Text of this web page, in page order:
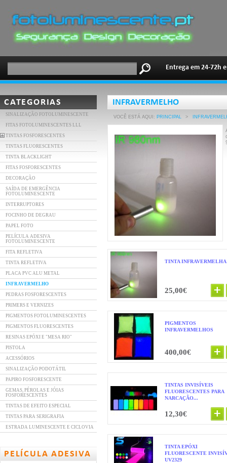
Entrega em 24-72h
CATEGORIAS
SINALIZAÇÃO FOTOLUMINESCENTE
FITAS FOTOLUMINESCENTES LLL
TINTAS FOSFORESCENTES
TINTAS FLUORESCENTES
TINTA BLACKLIGHT
FITAS FOSFORESCENTES
DECORAÇÃO
SAÍDA DE EMERGÊNCIA
FOTOLUMINESCENTE
INTERRUPTORES
FOCINHO DE DEGRAU
PAPEL FOTO
PELÍCULA ADESIVA
FOTOLUMINESCENTE
FITA REFLETIVA
TINTA REFLETIVA
PLACA PVC ALU METAL
INFRAVERMELHO
PEDRAS FOSFORESCENTES
PRIMERS E VERNIZES
PIGMENTOS FOTOLUMINESCENTES
PIGMENTOS FLUORESCENTES
RESINAS EPÓXI E "MESA RIO"
PISTOLA
ACESSÓRIOS
SINALIZAÇÃO PODOTÁTIL
PAPIRO FOSFORESCENTE
GEMAS, PÉROLAS E JÓIAS
FOSFORESCENTES
TINTAS DE EFEITO ESPECIAL
TINTAS PARA SERIGRAFIA
ESTRADA LUMINESCENTE E CICLOVIA
PELÍCULA ADESIVA
INFRAVERMELHO
VOCÊ ESTÁ AQUI: PRINCIPAL >
TINTA INFRAVERMELHA
25,00€
PIGMENTOS
INFRAVERMELHOS
400,00€
TINTAS INVISÍVEIS
FLUORESCENTES PARA
NARCAÇÃO...
12,30€
TINTA EPÓXI
FLUORESCENTE
UV2329